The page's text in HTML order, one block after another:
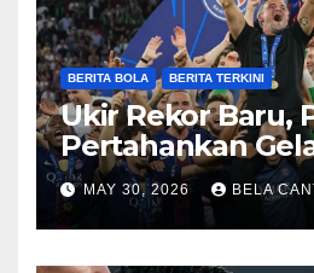
BERITA BOLA BERITA TERKINI
Ukir Rekor Baru,
Pertahankan
Champions
MAY 30, 2026 BELA